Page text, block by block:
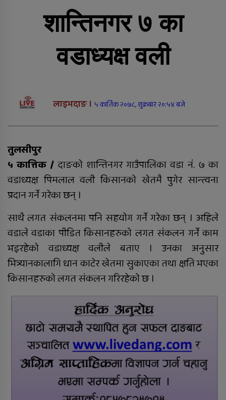
निःशुल्क विशेषज्ञ स्वास्थ्य शिविर
सञ्चालन हुने
दाङमा आफ्नै भाइ बुहारी करणीको
आरोपमा जेठाजु विरुद्ध मुद्दा दायर
रोल्पामा खोलाले बगाउँदा एक वृद्धको
बलात्कार पछि नाबालक देखाउन किर्ते
जन्मदर्ता, कीर्ते बनाइदिने पनि जेलमा
दाङमा बालिका बलात्कारको मुद्दामा १८
वर्ष कैद
विदेशको कानुनी विवाह र नेपालमा
न्यायको प्रत्याभूति
बिक दम्पतीद्वारा राप्ती प्रतिष्ठानलाई तीन
थान ह्विलचेयर सहयोग
शान्तिनगर ७ का
वडाध्यक्ष वली
लाइभदाङ । ५ कार्तिक २०७८, शुक्रबार २०:५४ बजे
तुलसीपुर
५ कात्तिक / दाङको शान्तिनगर गाउँपालिका वडा नं. ७ का
वडाध्यक्ष पिमलाल वली किसानको खेतमै पुगेर सान्त्वना
प्रदान गर्ने गरेका छन् ।
साथै लगत संकलनमा पनि सहयोग गर्ने गरेका छन् । अहिले
वडाले वडाका पीडित किसानहरुको लगत संकलन गर्ने काम
भइरहेको वडाध्यक्ष वलीले बताए । उनका अनुसार
भित्र्यानकालागि धान काटेर खेतमा सुकाएका तथा क्षति भएका
किसानहरुको लगत संकलन गरिरहेको छ ।